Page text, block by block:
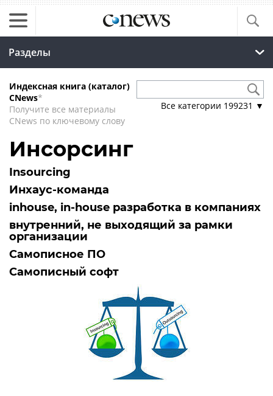
Разделы
Индексная книга (каталог)
CNews*
Получите все материалы
CNews по ключевому слову
Все категории 199231 ▼
Инсорсинг
Insourcing
Инхаус-команда
inhouse, in-house разработка в компаниях
внутренний, не выходящий за рамки
организации
Самописное ПО
Самописный софт